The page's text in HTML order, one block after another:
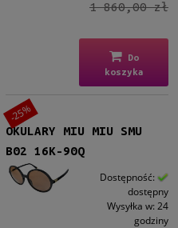
1 860,00 zł
Do
koszyka
OKULARY MIU MIU SMU
B02 16K-90Q
Dostępność:
dostępny
Wysyłka w: 24
godziny
-25%